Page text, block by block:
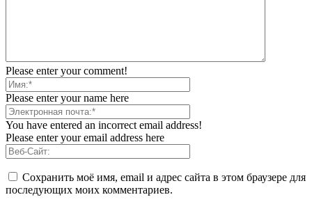
Please enter your comment!
Please enter your name here
You have entered an incorrect email address!
Please enter your email address here
Сохранить моё имя, email и адрес сайта в этом браузере для
последующих моих комментариев.